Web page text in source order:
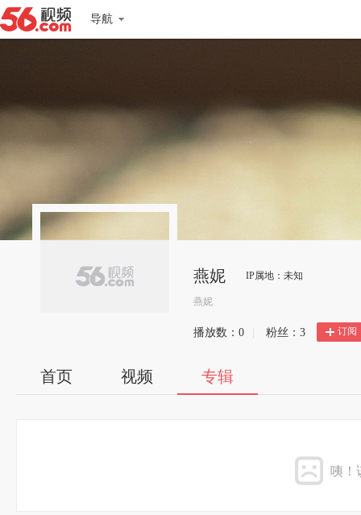
导航
燕妮 IP属地：未知
燕妮
播放数： 0 粉丝： 3 订阅
首页 视频 专辑
咦！